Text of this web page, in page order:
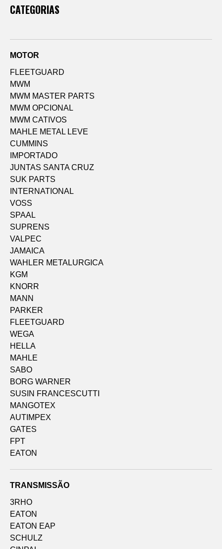
CATEGORIAS
MOTOR
FLEETGUARD
MWM
MWM MASTER PARTS
MWM OPCIONAL
MWM CATIVOS
MAHLE METAL LEVE
CUMMINS
IMPORTADO
JUNTAS SANTA CRUZ
SUK PARTS
INTERNATIONAL
VOSS
SPAAL
SUPRENS
VALPEC
JAMAICA
WAHLER METALURGICA
KGM
KNORR
MANN
PARKER
FLEETGUARD
WEGA
HELLA
MAHLE
SABO
BORG WARNER
SUSIN FRANCESCUTTI
MANGOTEX
AUTIMPEX
GATES
FPT
EATON
TRANSMISSÃO
3RHO
EATON
EATON EAP
SCHULZ